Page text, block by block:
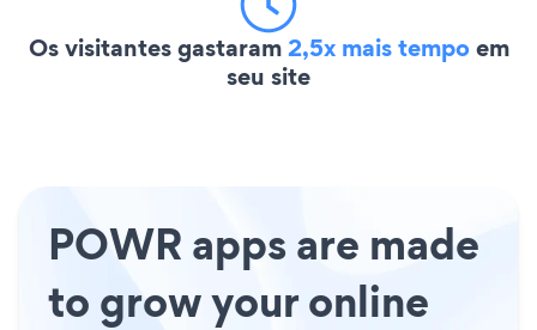
Os visitantes gastaram2,5x mais tempoem
seu site
POWR apps are made
to grow your online